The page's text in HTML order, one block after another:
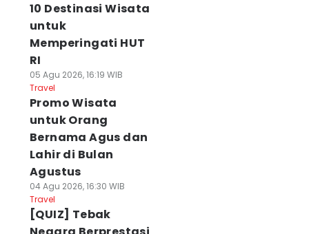
10 Destinasi Wisata
untuk
Memperingati HUT
RI
05 Agu 2026, 16:19 WIB
Travel
Promo Wisata
untuk Orang
Bernama Agus dan
Lahir di Bulan
Agustus
04 Agu 2026, 16:30 WIB
Travel
[QUIZ] Tebak